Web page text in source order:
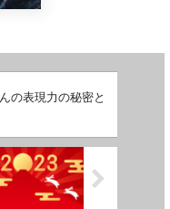
の表現力の秘密と